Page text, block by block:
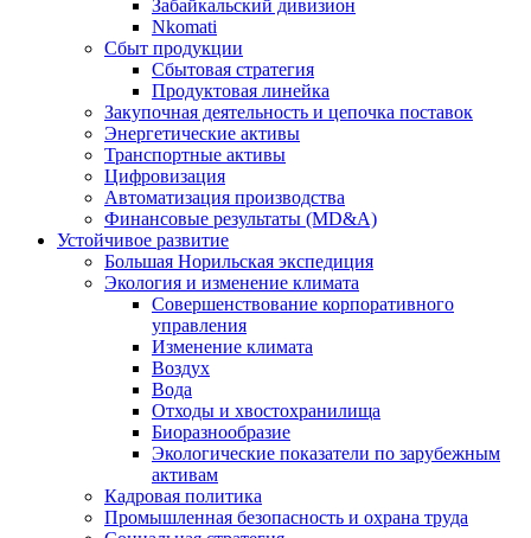
Забайкальский дивизион
Nkomati
Сбыт продукции
Сбытовая стратегия
Продуктовая линейка
Закупочная деятельность и цепочка поставок
Энергетические активы
Транспортные активы
Цифровизация
Автоматизация производства
Финансовые результаты (MD&A)
Устойчивое развитие
Большая Норильская экспедиция
Экология и изменение климата
Совершенствование корпоративного
управления
Изменение климата
Воздух
Вода
Отходы и хвостохранилища
Биоразнообразие
Экологические показатели по зарубежным
активам
Кадровая политика
Промышленная безопасность и охрана труда